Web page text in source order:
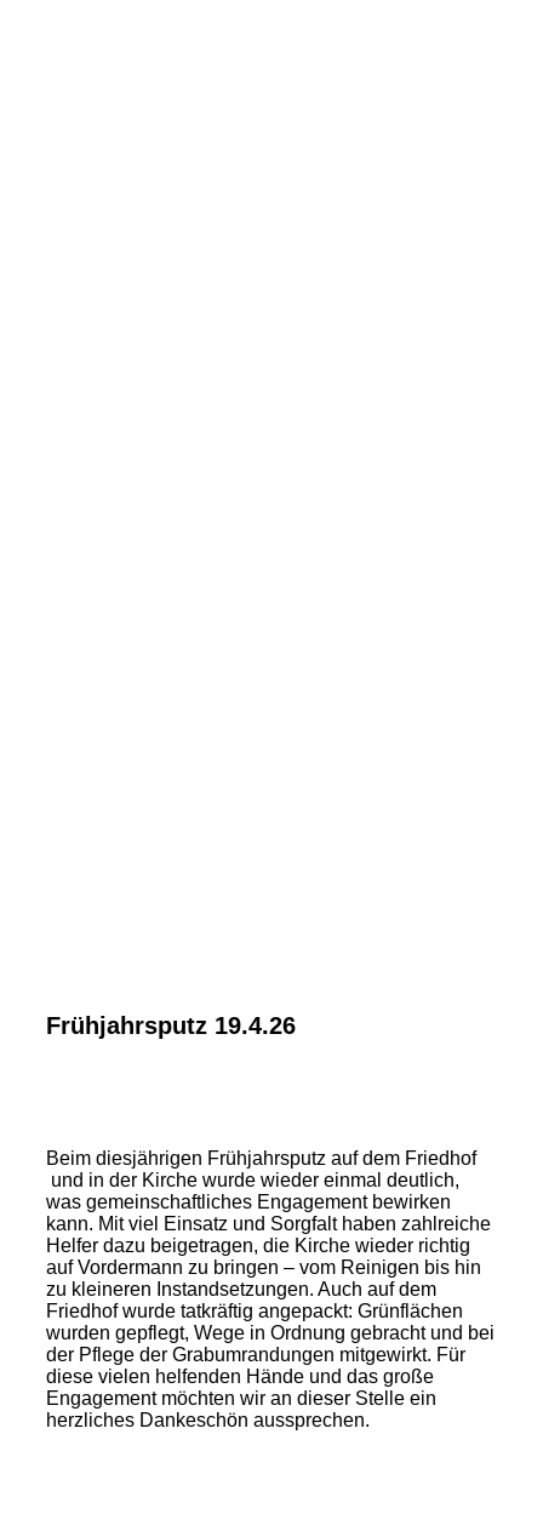
Frühjahrsputz 19.4.26
Beim diesjährigen Frühjahrsputz auf dem Friedhof
und in der Kirche wurde wieder einmal deutlich,
was gemeinschaftliches Engagement bewirken
kann. Mit viel Einsatz und Sorgfalt haben zahlreiche
Helfer dazu beigetragen, die Kirche wieder richtig
auf Vordermann zu bringen – vom Reinigen bis hin
zu kleineren Instandsetzungen. Auch auf dem
Friedhof wurde tatkräftig angepackt: Grünflächen
wurden gepflegt, Wege in Ordnung gebracht und bei
der Pflege der Grabumrandungen mitgewirkt. Für
diese vielen helfenden Hände und das große
Engagement möchten wir an dieser Stelle ein
herzliches Dankeschön aussprechen.